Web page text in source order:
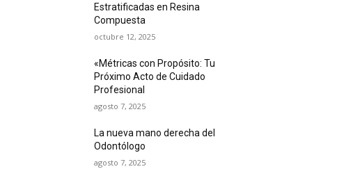
Estratificadas en Resina
Compuesta
octubre 12, 2025
«Métricas con Propósito: Tu
Próximo Acto de Cuidado
Profesional
agosto 7, 2025
La nueva mano derecha del
Odontólogo
agosto 7, 2025